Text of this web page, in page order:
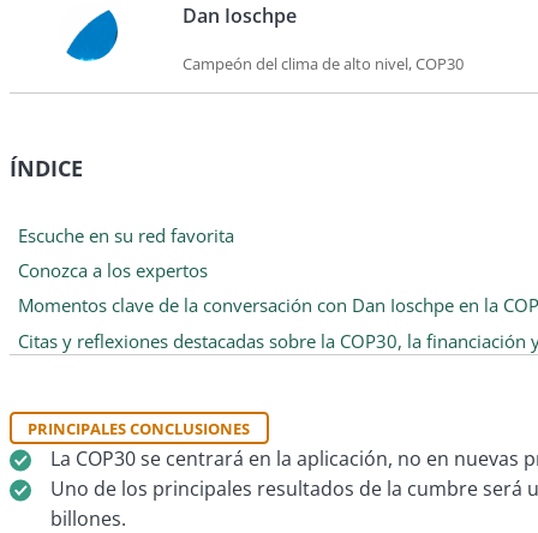
Dan Ioschpe
Campeón del clima de alto nivel, COP30
ÍNDICE
Escuche en su red favorita
Conozca a los expertos
Momentos clave de la conversación con Dan Ioschpe en la
Citas y reflexiones destacadas sobre la COP30, la
PRINCIPALES CONCLUSIONES
La COP30 se centrará en la aplicación, no en
Uno de los principales resultados de la cumbre será
billones.